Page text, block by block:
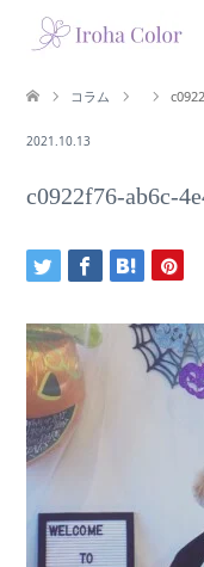
コラム
2021.10.13
c0922f76-ab6c-